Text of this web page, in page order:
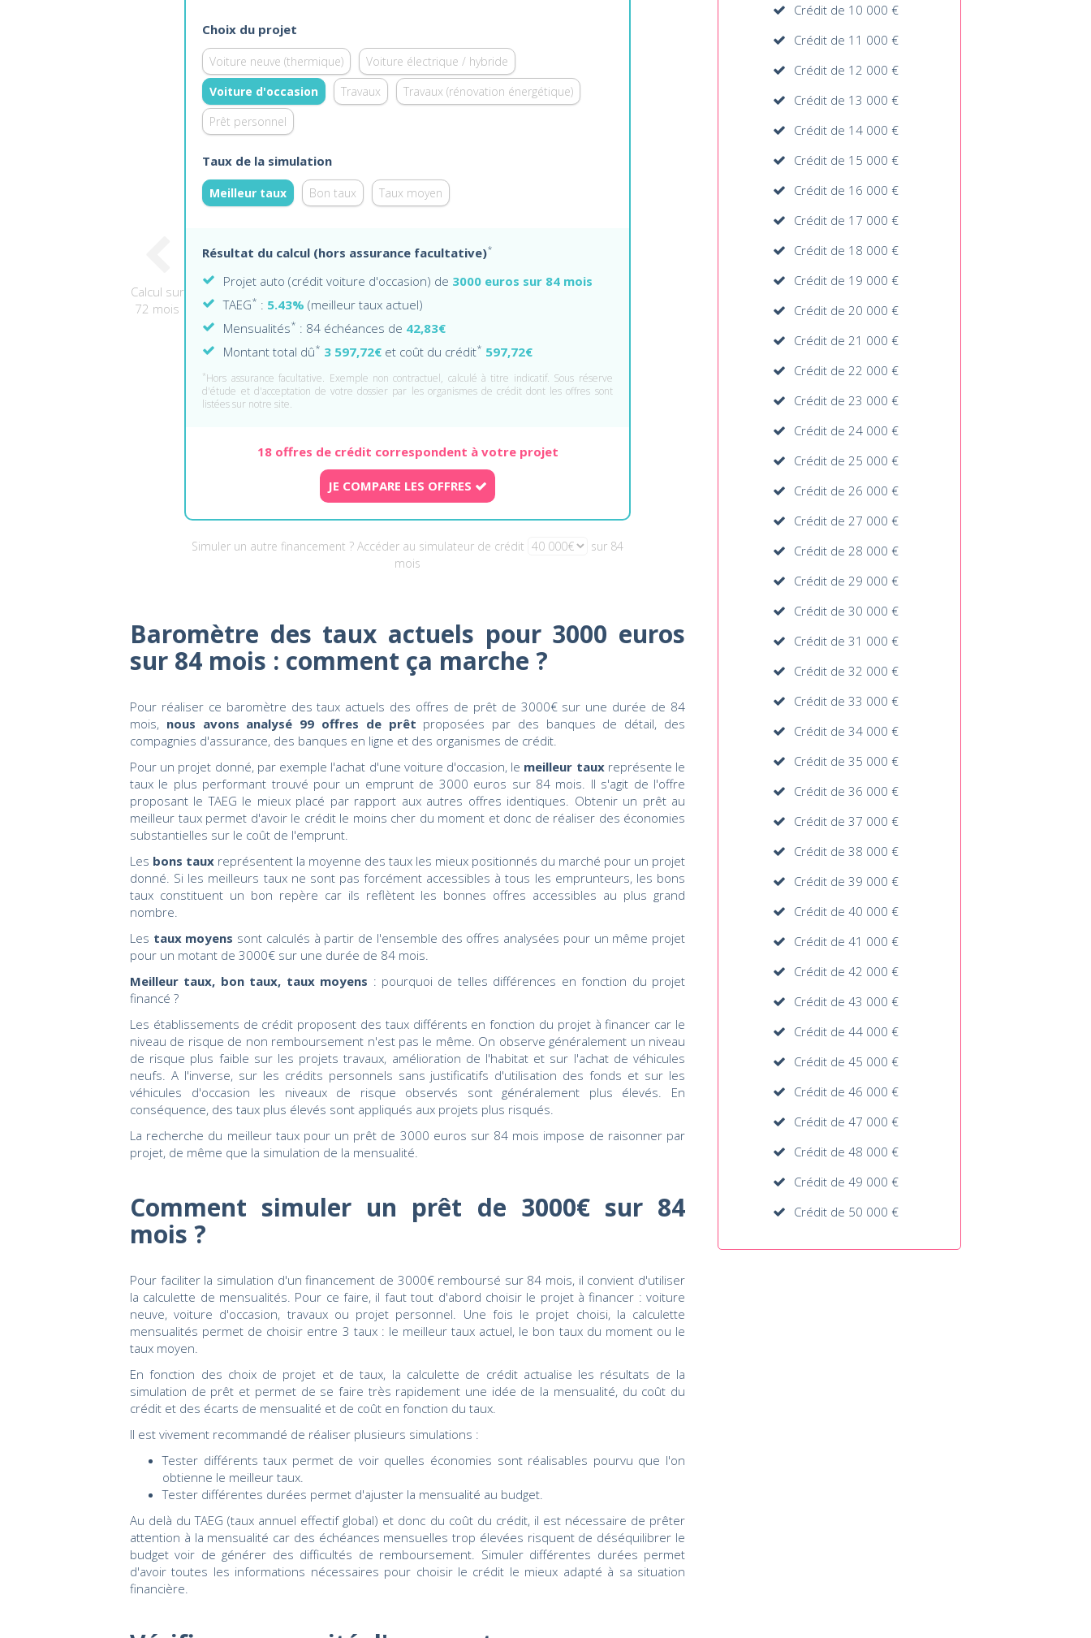
Calcul sur
72 mois
Choix du projet
Voiture neuve (thermique)
Voiture électrique / hybride
Voiture d'occasion
Travaux
Travaux (rénovation énergétique)
Prêt personnel
Taux de la simulation
Meilleur taux Bon taux Taux moyen
Résultat du calcul (hors assurance facultative)*
Projet auto (crédit voiture d'occasion) de 3000 euros sur 84 mois
TAEG* : 5.43% (meilleur taux actuel)
Mensualités* : 84 échéances de 42,83€
Montant total dû* 3 597,72€ et coût du crédit* 597,72€
*Hors assurance facultative. Exemple non contractuel, calculé à titre indicatif. Sous réserve
d'étude et d'acceptation de votre dossier par les organismes de crédit dont les offres sont
listées sur notre site.
18 offres de crédit correspondent à votre projet
JE COMPARE LES OFFRES
Simuler un autre financement ? Accéder au simulateur de crédit
sur 84
mois
Baromètre des taux actuels pour 3000 euros
sur 84 mois : comment ça marche ?
Pour réaliser ce baromètre des taux actuels des offres de prêt de 3000€ sur une durée de 84
mois, nous avons analysé 99 offres de prêt proposées par des banques de détail, des
compagnies d'assurance, des banques en ligne et des organismes de crédit.
Pour un projet donné, par exemple l'achat d'une voiture d'occasion, le meilleur tauxreprésente le
taux le plus performant trouvé pour un emprunt de 3000 euros sur 84 mois. Il s'agit de l'offre
proposant le TAEG le mieux placé par rapport aux autres offres identiques. Obtenir un prêt au
meilleur taux permet d'avoir le crédit le moins cher du moment et donc de réaliser des économies
substantielles sur le coût de l'emprunt.
Les bons taux représentent la moyenne des taux les mieux positionnés du marché pour un projet
donné. Si les meilleurs taux ne sont pas forcément accessibles à tous les emprunteurs, les bons
taux constituent un bon repère car ils reflètent les bonnes offres accessibles au plus grand
nombre.
Les taux moyens sont calculés à partir de l'ensemble des offres analysées pour un même projet
pour un motant de 3000€ sur une durée de 84 mois.
Meilleur taux, bon taux, taux moyens : pourquoi de telles différences en fonction du projet
financé ?
Les établissements de crédit proposent des taux différents en fonction du projet à financer car le
niveau de risque de non remboursement n'est pas le même. On observe généralement un niveau
de risque plus faible sur les projets travaux, amélioration de l'habitat et sur l'achat de véhicules
neufs. A l'inverse, sur les crédits personnels sans justificatifs d'utilisation des fonds et sur les
véhicules d'occasion les niveaux de risque observés sont généralement plus élevés. En
conséquence, des taux plus élevés sont appliqués aux projets plus risqués.
La recherche du meilleur taux pour un prêt de 3000 euros sur 84 mois impose de raisonner par
projet, de même que la simulation de la mensualité.
Comment simuler un prêt de 3000€ sur 84
mois ?
Pour faciliter la simulation d'un financement de 3000€ remboursé sur 84 mois, il convient d'utiliser
la calculette de mensualités. Pour ce faire, il faut tout d'abord choisir le projet à financer : voiture
neuve, voiture d'occasion, travaux ou projet personnel. Une fois le projet choisi, la calculette
mensualités permet de choisir entre 3 taux : le meilleur taux actuel, le bon taux du moment ou le
taux moyen.
En fonction des choix de projet et de taux, la calculette de crédit actualise les résultats de la
simulation de prêt et permet de se faire très rapidement une idée de la mensualité, du coût du
crédit et des écarts de mensualité et de coût en fonction du taux.
Il est vivement recommandé de réaliser plusieurs simulations :
Tester différents taux permet de voir quelles économies sont réalisables pourvu que l'on
obtienne le meilleur taux.
Tester différentes durées permet d'ajuster la mensualité au budget.
Au delà du TAEG (taux annuel effectif global) et donc du coût du crédit, il est nécessaire de prêter
attention à la mensualité car des échéances mensuelles trop élevées risquent de déséquilibrer le
budget voir de générer des difficultés de remboursement. Simuler différentes durées permet
d'avoir toutes les informations nécessaires pour choisir le crédit le mieux adapté à sa situation
financière.
Crédit de 10 000 €
Crédit de 11 000 €
Crédit de 12 000 €
Crédit de 13 000 €
Crédit de 14 000 €
Crédit de 15 000 €
Crédit de 16 000 €
Crédit de 17 000 €
Crédit de 18 000 €
Crédit de 19 000 €
Crédit de 20 000 €
Crédit de 21 000 €
Crédit de 22 000 €
Crédit de 23 000 €
Crédit de 24 000 €
Crédit de 25 000 €
Crédit de 26 000 €
Crédit de 27 000 €
Crédit de 28 000 €
Crédit de 29 000 €
Crédit de 30 000 €
Crédit de 31 000 €
Crédit de 32 000 €
Crédit de 33 000 €
Crédit de 34 000 €
Crédit de 35 000 €
Crédit de 36 000 €
Crédit de 37 000 €
Crédit de 38 000 €
Crédit de 39 000 €
Crédit de 40 000 €
Crédit de 41 000 €
Crédit de 42 000 €
Crédit de 43 000 €
Crédit de 44 000 €
Crédit de 45 000 €
Crédit de 46 000 €
Crédit de 47 000 €
Crédit de 48 000 €
Crédit de 49 000 €
Crédit de 50 000 €